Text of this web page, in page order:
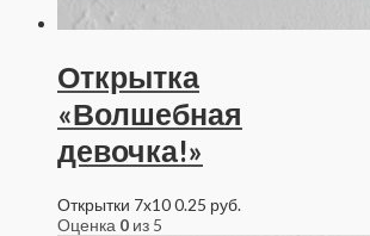
Открытка
«Волшебная
девочка!»
Открытки 7x100.25 руб.
Оценка 0 из 5